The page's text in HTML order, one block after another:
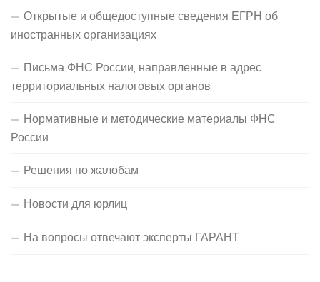
Открытые и общедоступные сведения ЕГРН об
иностранных организациях
Письма ФНС России, направленные в адрес
территориальных налоговых органов
Нормативные и методические материалы ФНС
России
Решения по жалобам
Новости для юрлиц
На вопросы отвечают эксперты ГАРАНТ